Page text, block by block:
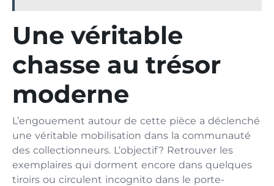
Une véritable
chasse au trésor
moderne
L’engouement autour de cette pièce a déclenché
une véritable mobilisation dans la communauté
des collectionneurs. L’objectif ? Retrouver les
exemplaires qui dorment encore dans quelques
tiroirs ou circulent incognito dans le porte-